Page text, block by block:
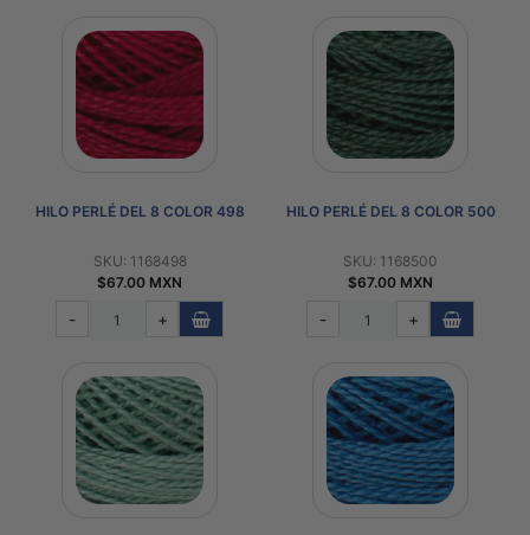
HILO PERLÉ DEL 8 COLOR 498
SKU: 1168498
$67.00 MXN
- +
HILO PERLÉ DEL 8 COLOR 500
SKU: 1168500
$67.00 MXN
- +